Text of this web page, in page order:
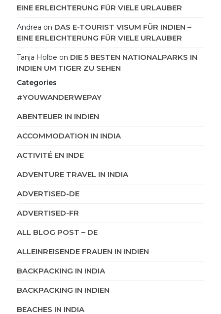
EINE ERLEICHTERUNG FÜR VIELE URLAUBER
Andrea on DAS E-TOURIST VISUM FÜR INDIEN –
EINE ERLEICHTERUNG FÜR VIELE URLAUBER
Tanja Holbe on DIE 5 BESTEN NATIONALPARKS IN
INDIEN UM TIGER ZU SEHEN
Categories
#YOUWANDERWEPAY
ABENTEUER IN INDIEN
ACCOMMODATION IN INDIA
ACTIVITÉ EN INDE
ADVENTURE TRAVEL IN INDIA
ADVERTISED-DE
ADVERTISED-FR
ALL BLOG POST – DE
ALLEINREISENDE FRAUEN IN INDIEN
BACKPACKING IN INDIA
BACKPACKING IN INDIEN
BEACHES IN INDIA